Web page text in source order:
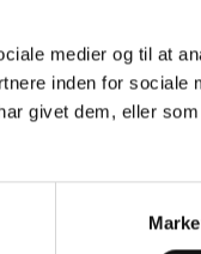
medier og til at
inden for sociale
givet dem, eller
gør det